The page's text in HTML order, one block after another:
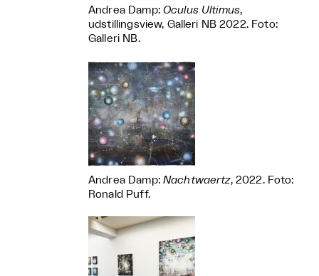
Andrea Damp: Oculus Ultimus,
udstillingsview, Galleri NB 2022. Foto:
Galleri NB.
Andrea Damp: Nachtwaertz, 2022. Foto:
Ronald Puff.